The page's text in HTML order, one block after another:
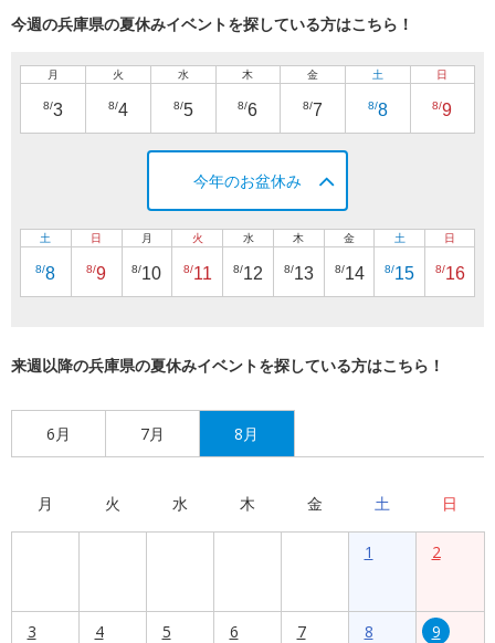
今週の兵庫県の夏休みイベントを探している方はこちら！
月
8/3
火
8/4
水
8/5
木
8/6
金
8/7
土
8/8
日
8/9
今年のお盆休み
土
8/8
日
8/9
月
8/10
火
8/11
水
8/12
木
8/13
金
8/14
土
8/15
日
8/16
来週以降の兵庫県の夏休みイベントを探している方はこちら！
6月 7月 8月
月 火 水 木 金 土 日
1 2
3 4 5 6 7 8 9